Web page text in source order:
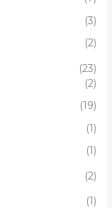
(3)
(2)
(23)
(2)
(19)
(1)
(1)
(2)
(1)